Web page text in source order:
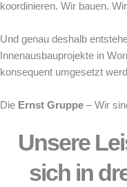
koordinieren. Wir bauen.
Und genau deshalb
Innenausbauprojekte in
konsequent umgesetzt
Die Ernst Gruppe – Wir
Unsere
sich in